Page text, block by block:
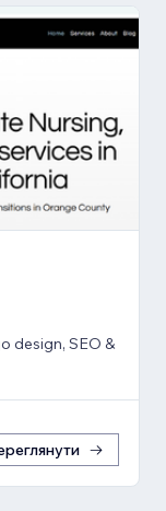
design, SEO &